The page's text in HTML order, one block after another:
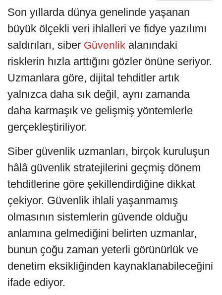
Son yıllarda dünya genelinde yaşanan
büyük ölçekli veri ihlalleri ve fidye yazılımı
saldırıları, siber Güvenlik alanındaki
risklerin hızla arttığını gözler önüne seriyor.
Uzmanlara göre, dijital tehditler artık
yalnızca daha sık değil, aynı zamanda
daha karmaşık ve gelişmiş yöntemlerle
gerçekleştiriliyor.
Siber güvenlik uzmanları, birçok kuruluşun
hâlâ güvenlik stratejilerini geçmiş dönem
tehditlerine göre şekillendirdiğine dikkat
çekiyor. Güvenlik ihlali yaşanmamış
olmasının sistemlerin güvende olduğu
anlamına gelmediğini belirten uzmanlar,
bunun çoğu zaman yeterli görünürlük ve
denetim eksikliğinden kaynaklanabileceğini
ifade ediyor.